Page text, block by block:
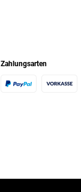
Zahlungsarten